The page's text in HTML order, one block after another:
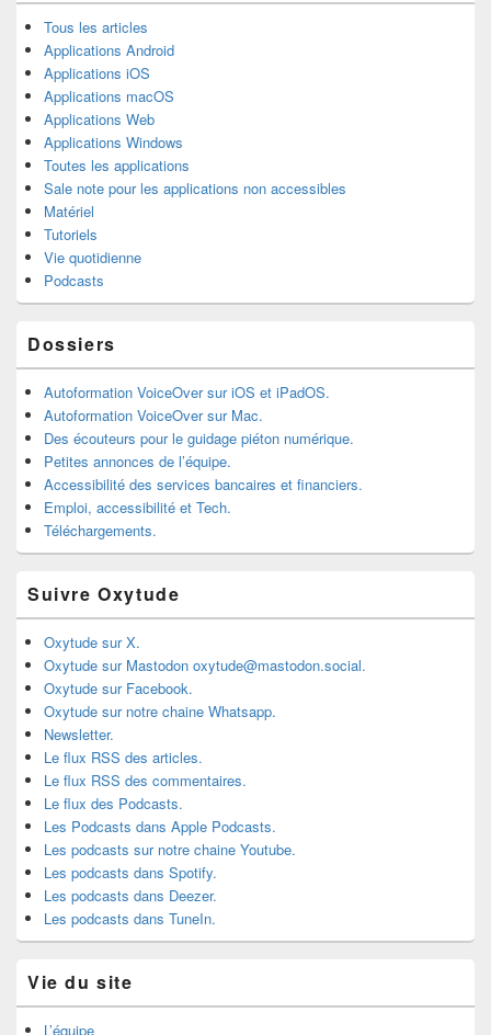
Tous les articles
Applications Android
Applications iOS
Applications macOS
Applications Web
Applications Windows
Toutes les applications
Sale note pour les applications non accessibles
Matériel
Tutoriels
Vie quotidienne
Podcasts
Dossiers
Autoformation VoiceOver sur iOS et iPadOS.
Autoformation VoiceOver sur Mac.
Des écouteurs pour le guidage piéton numérique.
Petites annonces de l’équipe.
Accessibilité des services bancaires et financiers.
Emploi, accessibilité et Tech.
Téléchargements.
Suivre Oxytude
Oxytude sur X.
Oxytude sur Mastodon oxytude@mastodon.social.
Oxytude sur Facebook.
Oxytude sur notre chaine Whatsapp.
Newsletter.
Le flux RSS des articles.
Le flux RSS des commentaires.
Le flux des Podcasts.
Les Podcasts dans Apple Podcasts.
Les podcasts sur notre chaine Youtube.
Les podcasts dans Spotify.
Les podcasts dans Deezer.
Les podcasts dans TuneIn.
Vie du site
L’équipe